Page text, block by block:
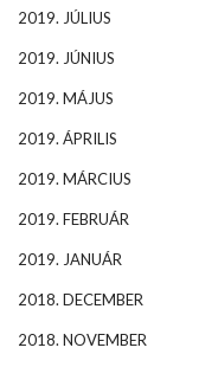
2019. JÚLIUS
2019. JÚNIUS
2019. MÁJUS
2019. ÁPRILIS
2019. MÁRCIUS
2019. FEBRUÁR
2019. JANUÁR
2018. DECEMBER
2018. NOVEMBER